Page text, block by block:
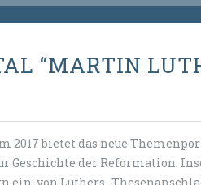
“MARTIN
2017 bietet das neue
Geschichte der Reformation.